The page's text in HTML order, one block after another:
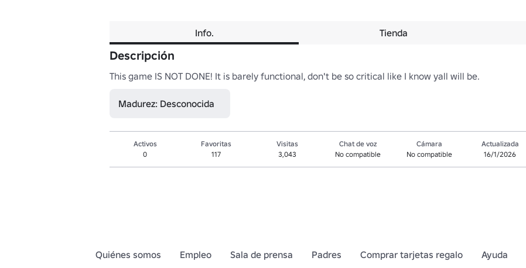
Info. Tienda
Descripción
This game IS NOT DONE! It is barely functional, don't be so critical like I know yall will be.
Madurez: Desconocida
Activos
0
Favoritas
117
Visitas
3,043
Chat de voz
No compatible
Cámara
No compatible
Actualizada
16/1/2026
Quiénes somos Empleo Sala de prensa Padres Comprar tarjetas regalo Ayuda